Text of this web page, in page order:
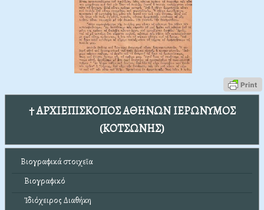
† ΑΡΧΙΕΠΙΣΚΟΠΟΣ ΑΘΗΝΩΝ ΙΕΡΩΝΥΜΟΣ
(ΚΟΤΣΩΝΗΣ)
Βιογραφικά στοιχεῖα
Βιογραφικό
Ἰδιόχειρος Διαθήκη